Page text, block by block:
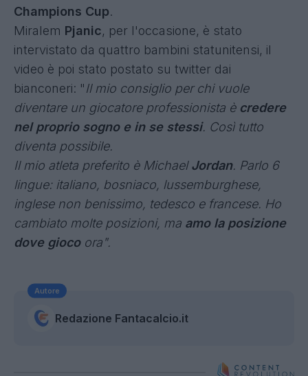
Champions Cup.
Miralem Pjanic, per l'occasione, è stato
intervistato da quattro bambini statunitensi, il
video è poi stato postato su twitter dai
bianconeri: "Il mio consiglio per chi vuole
diventare un giocatore professionista è credere
nel proprio sogno e in se stessi. Così tutto
diventa possibile.
Il mio atleta preferito è MichaelJordan. Parlo 6
lingue: italiano, bosniaco, lussemburghese,
inglese non benissimo, tedesco e francese. Ho
cambiato molte posizioni, ma amo la posizione
dove giocoora".
Autore
Redazione Fantacalcio.it